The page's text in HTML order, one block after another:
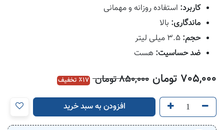
کاربرد: استفاده روزانه و مهمانی
ماندگاری: بالا
حجم:
ضد حساسیت: هست
705,000 تومان 850,000تومان 17٪ تخفیف
افزودن به سبد خرید